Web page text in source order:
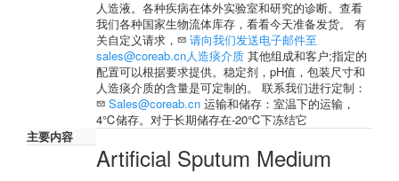
人造液。各种疾病在体外实验室和研究的诊断。查看
我们各种国家生物流体库存，看看今天准备发货。 有
关自定义请求，
请向我们发送电子邮件至
sales@coreab.cn人造痰介质其他组成和客户;指定的
配置可以根据要求提供。稳定剂，pH值，包装尺寸和
人造痰介质的含量是可定制的。 联系我们进行定制：
Sales@coreab.cn运输和储存：室温下的运输，
4℃储存。对于长期储存在-20℃下冻结它
主要内容
Artificial Sputum Medium